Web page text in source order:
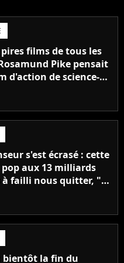
films de tous les
Pike pensait
d'action de science-
Dwayne Johnson
s'est écrasé : cette
aux 13 milliards
à failli nous quitter, "Je
plus jamais chanter"
: bientôt la fin du